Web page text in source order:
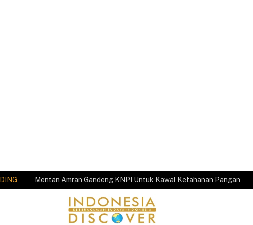
Mentan Amran Gandeng KNPI Untuk Kawal Ketahanan Pangan